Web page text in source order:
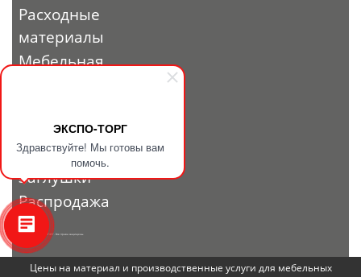
ЭКСПО-ТОРГ
Здравствуйте! Мы готовы вам
помочь.
Расходные
материалы
Мебельная
профиль и
фурнитура
Заглушки
Распродажа
© 2010 - 2026. ЭКСПО-ТОРГ. Все права защищены.
Цены на материал и производственные услуги для мебельных